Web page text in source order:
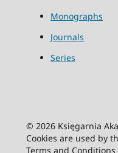
Monographs
Journals
Series
© 2026 Księgarnia
Cookies are used by
Terms and Conditions